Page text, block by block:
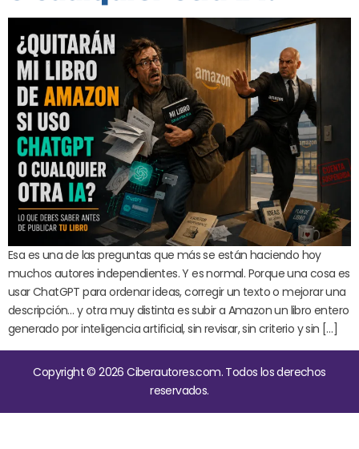
Esa es una de las preguntas que más se están haciendo hoy
muchos autores independientes. Y es normal. Porque una cosa es
usar ChatGPT para ordenar ideas, corregir un texto o mejorar una
descripción… y otra muy distinta es subir a Amazon un libro entero
generado por inteligencia artificial, sin revisar, sin criterio y sin […]
Copyright © 2026 Ciberautores.com. Todos los derechos
reservados.